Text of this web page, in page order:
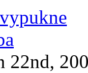
22nd,